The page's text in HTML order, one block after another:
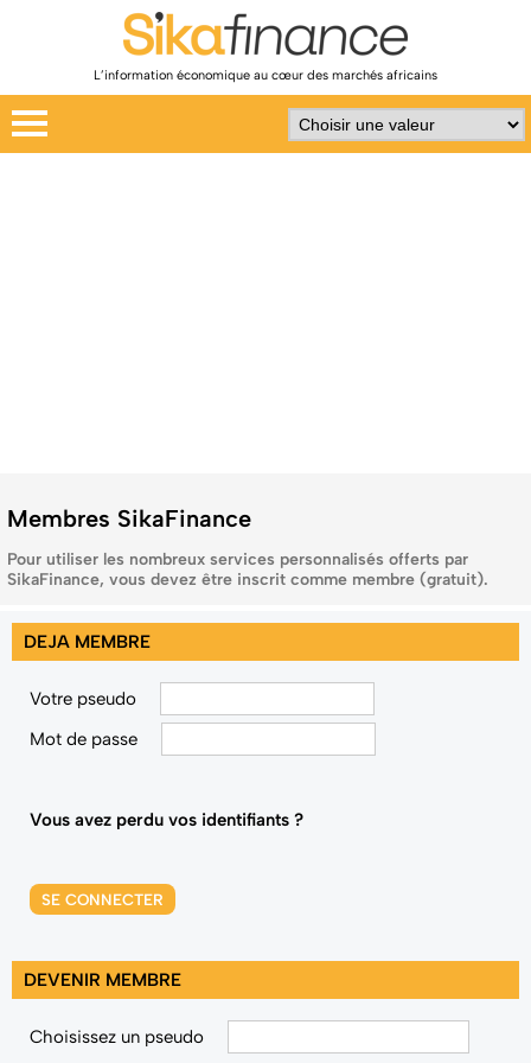
L’information économique au cœur des marchés africains
Membres SikaFinance
Pour utiliser les nombreux services personnalisés offerts par
SikaFinance, vous devez être inscrit comme membre (gratuit).
DEJA MEMBRE
Votre pseudo
Mot de passe
Vous avez perdu vos identifiants ?
SE CONNECTER
DEVENIR MEMBRE
Choisissez un pseudo